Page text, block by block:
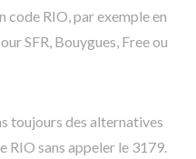
RIO, par exemple en
SFR, Bouygues, Free ou
toujours des alternatives
sans appeler le 3179.